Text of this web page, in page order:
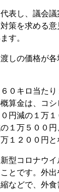
表し、議会
策を求める意
す。
しの価格が各
０キロ当た
算金は、コシ
円減の１万
１万５００
１２００円と
型コロナウイ
とです。外
などで、外食